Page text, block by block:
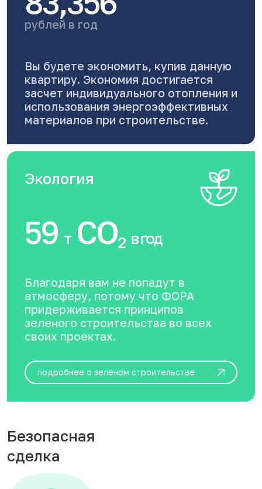
рублей в год
Вы будете экономить, купив данную
квартиру. Экономия достигается
засчет индивидуального отопления и
использования энергоэффективных
материалов при строительстве.
Экология
59 тCO2 в год
Благодаря вам не попадут в
атмосферу, потому что ФОРА
придерживается принципов
зеленого строительства во всех
своих проектах.
подробнее о зеленом строительстве
Безопасная
сделка